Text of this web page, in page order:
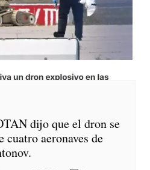
dijo que el dron se
cuatro aeronaves de